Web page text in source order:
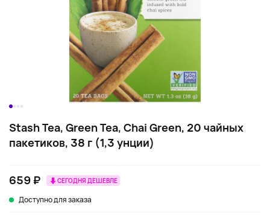
Stash Tea, Green Tea, Chai Green, 20 чайных
пакетиков, 38 г (1,3 унции)
659 ₽ СЕГОДНЯ ДЕШЕВЛЕ
Доступно для заказа